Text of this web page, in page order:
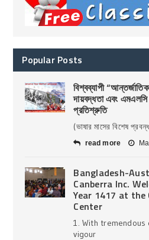
Popular Posts
বিশ্বব্যাপী
দায়বদ্ধতা এবং এমএলসি
প্রতিশ্রুতি
(ভাষার মাসের বিশেষ
read more
Bangladesh-
Canberra Inc.
Year 1417 at the
Center
1. With tremendous
vigour